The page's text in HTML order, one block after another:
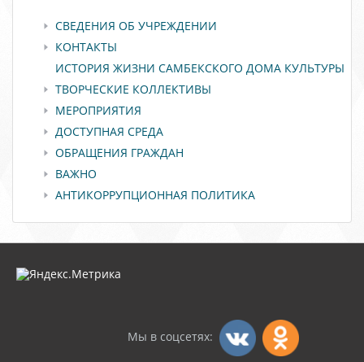
СВЕДЕНИЯ ОБ УЧРЕЖДЕНИИ
КОНТАКТЫ
ИСТОРИЯ ЖИЗНИ САМБЕКСКОГО ДОМА КУЛЬТУРЫ
ТВОРЧЕСКИЕ КОЛЛЕКТИВЫ
МЕРОПРИЯТИЯ
ДОСТУПНАЯ СРЕДА
ОБРАЩЕНИЯ ГРАЖДАН
ВАЖНО
АНТИКОРРУПЦИОННАЯ ПОЛИТИКА
Мы в соцсетях: